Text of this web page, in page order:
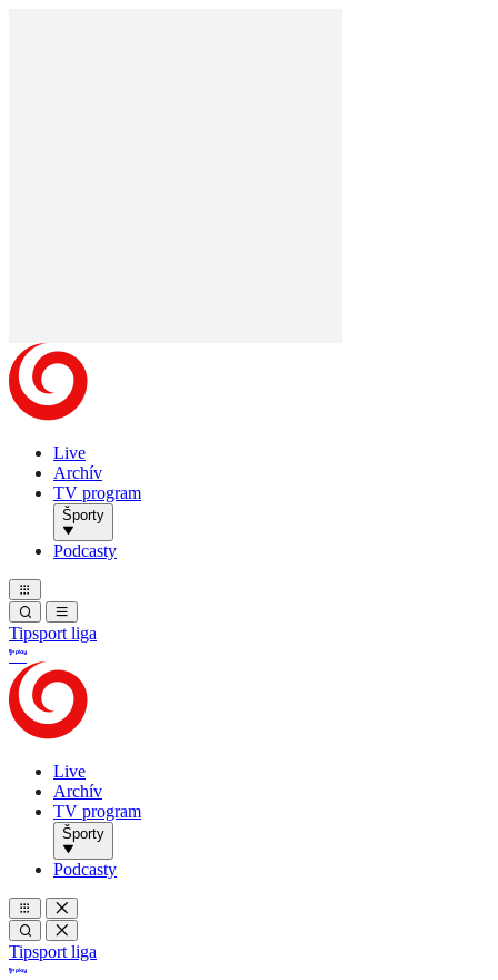
Live
Archív
TV program
Športy
Podcasty
Tipsport liga
Live
Archív
TV program
Športy
Podcasty
Tipsport liga